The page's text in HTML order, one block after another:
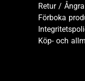
Retur /
Förboka
Köp- och